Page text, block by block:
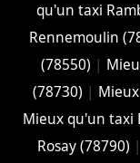
qu'un taxi
Rennemoulin
(78550) |
(78730) |
Mieux qu'un taxi
Rosay (78790) |